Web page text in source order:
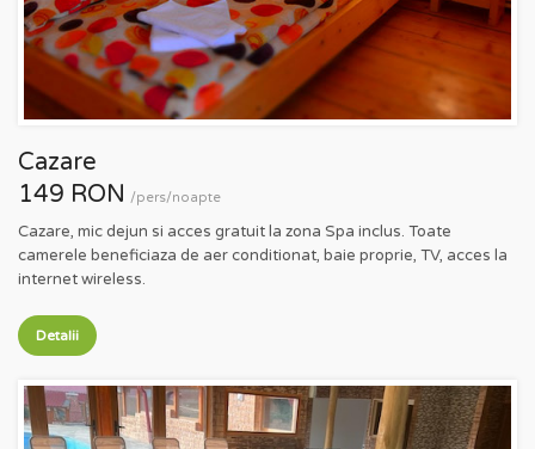
Cazare
149 RON /pers/noapte
Cazare, mic dejun si acces gratuit la zona Spa inclus. Toate
camerele beneficiaza de aer conditionat, baie proprie, TV, acces la
internet wireless.
Detalii